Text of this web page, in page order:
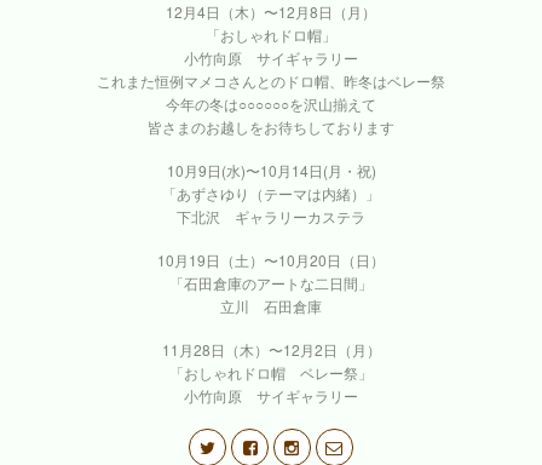
12月4日（木）〜12月8日（月）
「おしゃれドロ帽」
小竹向原 サイギャラリー
これまた恒例マメコさんとのドロ帽、昨冬はベレー祭
今年の冬は○○○○○○を沢山揃えて
皆さまのお越しをお待ちしております
10月9日(水)〜10月14日(月・祝)
「あずさゆり（テーマは内緒）」
下北沢 ギャラリーカステラ
10月19日（土）〜10月20日（日）
「石田倉庫のアートな二日間」
立川 石田倉庫
11月28日（木）〜12月2日（月）
「おしゃれドロ帽 ベレー祭」
小竹向原 サイギャラリー